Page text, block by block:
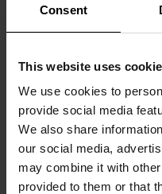
Consent
This website uses
We use cookies to
provide social media
We also share
our social media,
may combine it with
provided to them or that
Next